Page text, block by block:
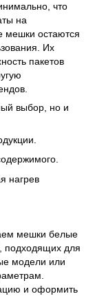
что
на
мешки остаются
Их
пакетов
выбор, но и
нагрев
мешки белые
подходящих для
модели или
и оформить